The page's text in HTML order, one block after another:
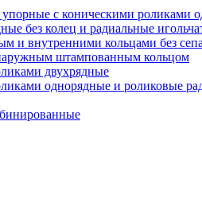
с коническими роликами
без колец и радиальные
и внутренними кольцами без
штампованным кольцом
двухрядные
однорядные и роликовые